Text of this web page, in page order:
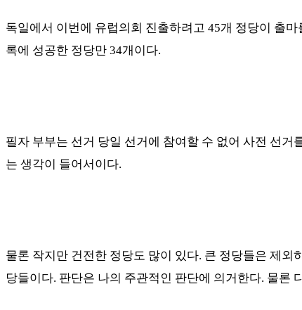
독일에서 이번에 유럽의회 진출하려고 45개 정당이 출마
록에 성공한 정당만 34개이다.
필자 부부는 선거 당일 선거에 참여할 수 없어 사전 선거
는 생각이 들어서이다.
물론 작지만 건전한 정당도 많이 있다. 큰 정당들은 제외
당들이다. 판단은 나의 주관적인 판단에 의거한다. 물론